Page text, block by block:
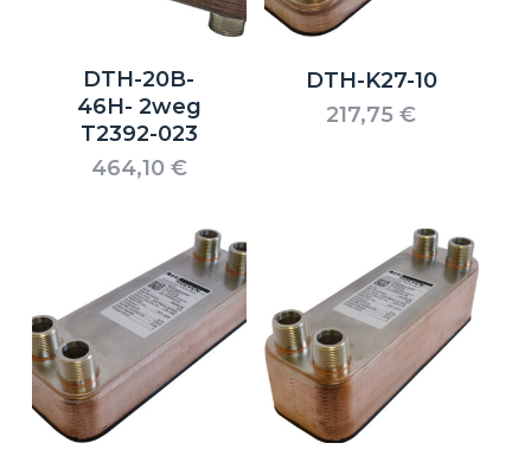
DTH-20B-
46H- 2weg
T2392-023
464,10 €
DTH-K27-10
217,75€